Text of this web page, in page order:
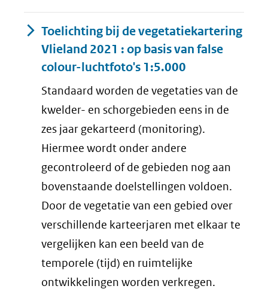
Toelichting bij de vegetatiekartering
Vlieland 2021 : op basis van false
colour-luchtfoto's 1:5.000
Standaard worden de vegetaties van de
kwelder- en schorgebieden eens in de
zes jaar gekarteerd (monitoring).
Hiermee wordt onder andere
gecontroleerd of de gebieden nog aan
bovenstaande doelstellingen voldoen.
Door de vegetatie van een gebied over
verschillende karteerjaren met elkaar te
vergelijken kan een beeld van de
temporele (tijd) en ruimtelijke
ontwikkelingen worden verkregen.